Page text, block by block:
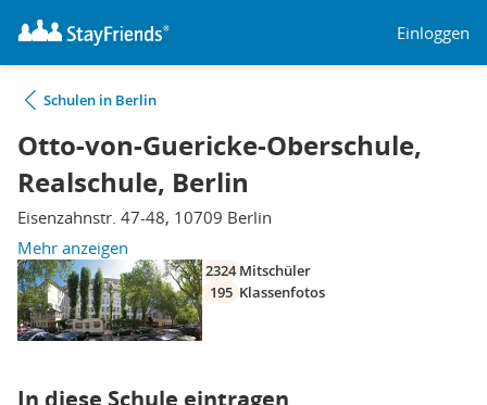
Einloggen
Schulen in Berlin
Otto-von-Guericke-Oberschule,
Realschule, Berlin
Eisenzahnstr. 47-48, 10709 Berlin
Mehr anzeigen
2324 Mitschüler
195 Klassenfotos
In diese Schule eintragen